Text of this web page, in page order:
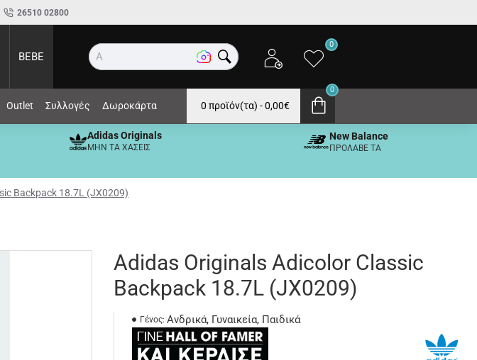
26510 02800
BEBE Αναζήτη
0
Outlet Συλλογές Δωροκάρτα 0 προϊόν(τα) - 0,00€
0
Backpack 18.7L (JX0209)
Adidas Originals
ΜΗΝ ΤΑ ΧΑΣΕΙΣ
New Balance
ΠΡΟΛΑΒΕ ΤΑ
Adidas Originals Adicolor Classic
Backpack 18.7L (JX0209)
Γένος: Ανδρικά, Γυναικεία, Παιδικά